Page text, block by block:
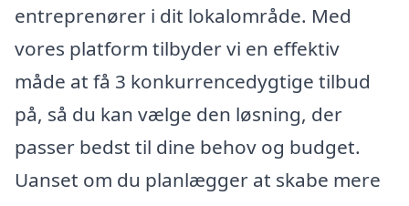
entreprenører i dit lokalområde. Med
vores platform tilbyder vi en effektiv
måde at få 3 konkurrencedygtige tilbud
på, så du kan vælge den løsning, der
passer bedst til dine behov og budget.
Uanset om du planlægger at skabe mere